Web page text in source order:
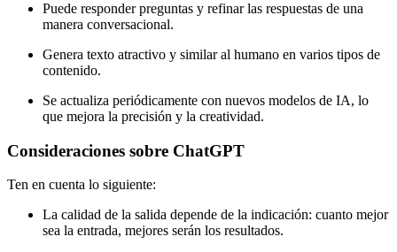
Puede responder preguntas y refinar las respuestas de una
manera conversacional.
Genera texto atractivo y similar al humano en varios tipos de
contenido.
Se actualiza periódicamente con nuevos modelos de IA, lo
que mejora la precisión y la creatividad.
Consideraciones sobre ChatGPT
Ten en cuenta lo siguiente:
La calidad de la salida depende de la indicación: cuanto mejor
sea la entrada, mejores serán los resultados.